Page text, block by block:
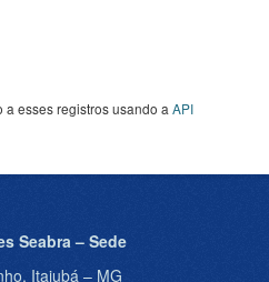
a esses registros usando a API
Seabra – Sede
Itajubá – MG